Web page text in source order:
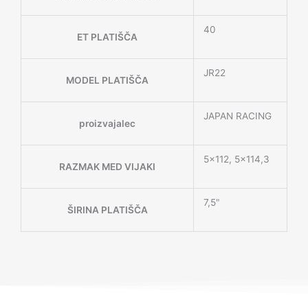
ET PLATIŠČA
40
MODEL PLATIŠČA
JR22
proizvajalec
JAPAN RACING
RAZMAK MED VIJAKI
5×112, 5×114,3
ŠIRINA PLATIŠČA
7,5"